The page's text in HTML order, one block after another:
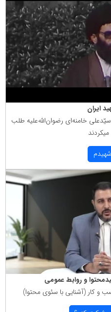
ایران
خامنه‌ای رضوان‌الله‌علیه طلب
و روابط عمومی
و كار (آشنایی با سئوی محتوا)